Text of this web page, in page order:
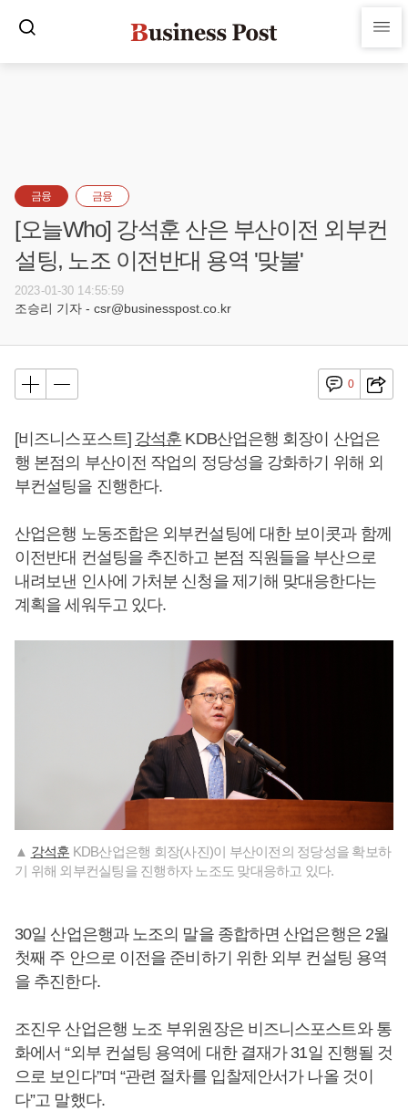
금융 금융
[오늘Who] 강석훈 산은 부산이전 외부컨
설팅, 노조 이전반대 용역 '맞불'
2023-01-30 14:55:59
조승리 기자 - csr@businesspost.co.kr
0
[비즈니스포스트] 강석훈 KDB산업은행 회장이 산업은
행 본점의 부산이전 작업의 정당성을 강화하기 위해 외
부컨설팅을 진행한다.
산업은행 노동조합은 외부컨설팅에 대한 보이콧과 함께
이전반대 컨설팅을 추진하고 본점 직원들을 부산으로
내려보낸 인사에 가처분 신청을 제기해 맞대응한다는
계획을 세워두고 있다.
▲ 강석훈 KDB산업은행 회장(사진)이 부산이전의 정당성을 확보하
기 위해 외부컨실팅을 진행하자 노조도 맞대응하고 있다.
30일 산업은행과 노조의 말을 종합하면 산업은행은 2월
첫째 주 안으로 이전을 준비하기 위한 외부 컨설팅 용역
을 추진한다.
조진우 산업은행 노조 부위원장은 비즈니스포스트와 통
화에서 “외부 컨설팅 용역에 대한 결재가 31일 진행될 것
으로 보인다”며 “관련 절차를 입찰제안서가 나올 것이
다”고 말했다.